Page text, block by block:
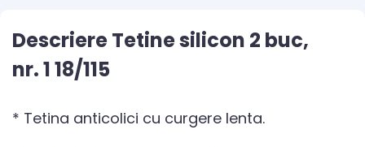
Descriere Tetine silicon 2 buc,
nr. 1 18/115
* Tetina anticolici cu curgere lenta.